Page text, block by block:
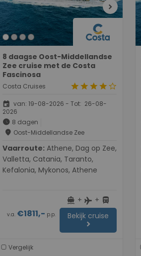
chevron_right
8 daagse Oost-Middellandse
Zee cruise met de Costa
Fascinosa
Costa Cruises starstarstarstarstar_border
event van: 19-08-2026 - Tot: 26-08-
2026
schedule 8 dagen
place Oost-Middellandse Zee
Vaarroute:
Valletta, Catania, Taranto,
Kefalonia, Mykonos, Athene
v.a.€1811,- p.p.
directions_boat + flight + directions_bus
Bekijk cruise
chevron_right
Vergelijk